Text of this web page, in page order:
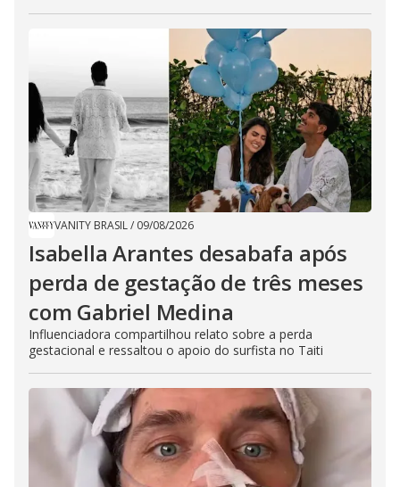
VANITY BRASIL/ 09/08/2026
Isabella Arantes desabafa após
perda de gestação de três meses
com Gabriel Medina
Influenciadora compartilhou relato sobre a perda
gestacional e ressaltou o apoio do surfista no Taiti